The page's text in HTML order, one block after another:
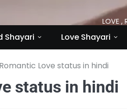
LOVE
Shayari Love Shayari
Romantic Love status in hindi
status in hindi